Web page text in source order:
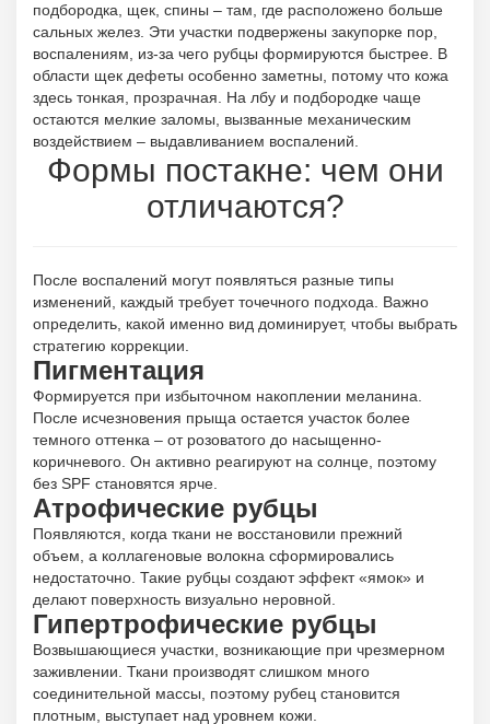
подбородка, щек, спины – там, где расположено больше
сальных желез. Эти участки подвержены закупорке пор,
воспалениям, из-за чего рубцы формируются быстрее. В
области щек дефеты особенно заметны, потому что кожа
здесь тонкая, прозрачная. На лбу и подбородке чаще
остаются мелкие заломы, вызванные механическим
воздействием – выдавливанием воспалений.
Формы постакне: чем они
отличаются?
После воспалений могут появляться разные типы
изменений, каждый требует точечного подхода. Важно
определить, какой именно вид доминирует, чтобы выбрать
стратегию коррекции.
Пигментация
Формируется при избыточном накоплении меланина.
После исчезновения прыща остается участок более
темного оттенка – от розоватого до насыщенно-
коричневого. Он активно реагируют на солнце, поэтому
без SPF становятся ярче.
Атрофические рубцы
Появляются, когда ткани не восстановили прежний
объем, а коллагеновые волокна сформировались
недостаточно. Такие рубцы создают эффект «ямок» и
делают поверхность визуально неровной.
Гипертрофические рубцы
Возвышающиеся участки, возникающие при чрезмерном
заживлении. Ткани производят слишком много
соединительной массы, поэтому рубец становится
плотным, выступает над уровнем кожи.